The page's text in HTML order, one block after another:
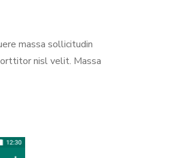
massa sollicitudin
nisl velit. Massa